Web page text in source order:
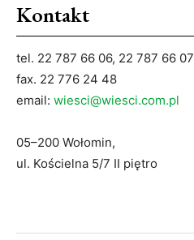
Kontakt
tel. 22 787 66 06, 22 787 66 07
fax. 22 776 24 48
email: wiesci@wiesci.com.pl
05–200 Wołomin,
ul. Kościelna 5/7 II piętro